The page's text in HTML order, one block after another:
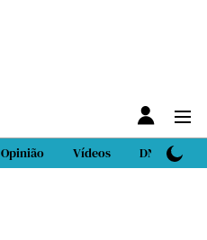
Opinião Vídeos DN Sport